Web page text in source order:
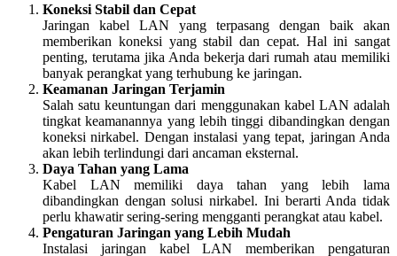
Koneksi Stabil dan Cepat
Jaringan kabel LAN yang terpasang dengan baik akan
memberikan koneksi yang stabil dan cepat. Hal ini sangat
penting, terutama jika Anda bekerja dari rumah atau memiliki
banyak perangkat yang terhubung ke jaringan.
Keamanan Jaringan Terjamin
Salah satu keuntungan dari menggunakan kabel LAN adalah
tingkat keamanannya yang lebih tinggi dibandingkan dengan
koneksi nirkabel. Dengan instalasi yang tepat, jaringan Anda
akan lebih terlindungi dari ancaman eksternal.
Daya Tahan yang Lama
Kabel LAN memiliki daya tahan yang lebih lama
dibandingkan dengan solusi nirkabel. Ini berarti Anda tidak
perlu khawatir sering-sering mengganti perangkat atau kabel.
Pengaturan Jaringan yang Lebih Mudah
Instalasi jaringan kabel LAN memberikan pengaturan